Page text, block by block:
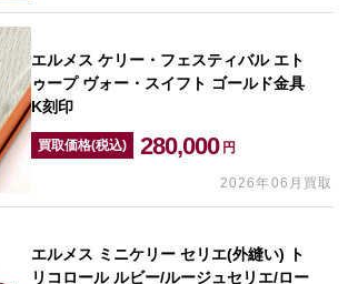
エルメス ケリー・フェスティバル エト
ゥープ ヴォー・スイフト ゴールド金具
K刻印
買取価格(税込) 280,000 円
2026年06月買取
エルメス ミニケリー セリエ(外縫い) ト
リコロール ルビー/ルージュセリエ/ロー